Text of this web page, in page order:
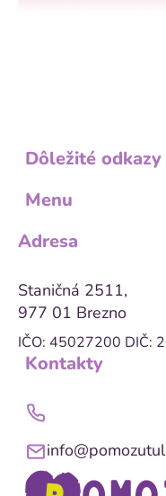
Dôležité odkazy
Menu
Adresa
Staničná 2511,
977 01 Brezno
IČO: 45027200 DIČ:
Kontakty